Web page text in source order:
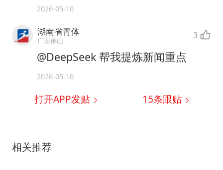
2026-05-10
湖南省青体
广东佛山 3
@DeepSeek 帮我提炼新闻重点
2026-05-10
打开APP发贴 15条跟贴
相关推荐